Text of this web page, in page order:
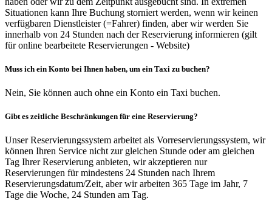
Situationen kann Ihre Buchung storniert werden, wenn wir keinen
verfügbaren Dienstleister (=Fahrer) finden, aber wir werden Sie
innerhalb von 24 Stunden nach der Reservierung informieren (gilt
für online bearbeitete Reservierungen - Website)
Muss ich ein Konto bei Ihnen haben, um ein Taxi zu buchen?
Nein, Sie können auch ohne ein Konto ein Taxi buchen.
Gibt es zeitliche Beschränkungen für eine Reservierung?
Unser Reservierungssystem arbeitet als Vorreservierungssystem, wir
können Ihren Service nicht zur gleichen Stunde oder am gleichen
Tag Ihrer Reservierung anbieten, wir akzeptieren nur
Reservierungen für mindestens 24 Stunden nach Ihrem
Reservierungsdatum/Zeit, aber wir arbeiten 365 Tage im Jahr, 7
Tage die Woche, 24 Stunden am Tag.